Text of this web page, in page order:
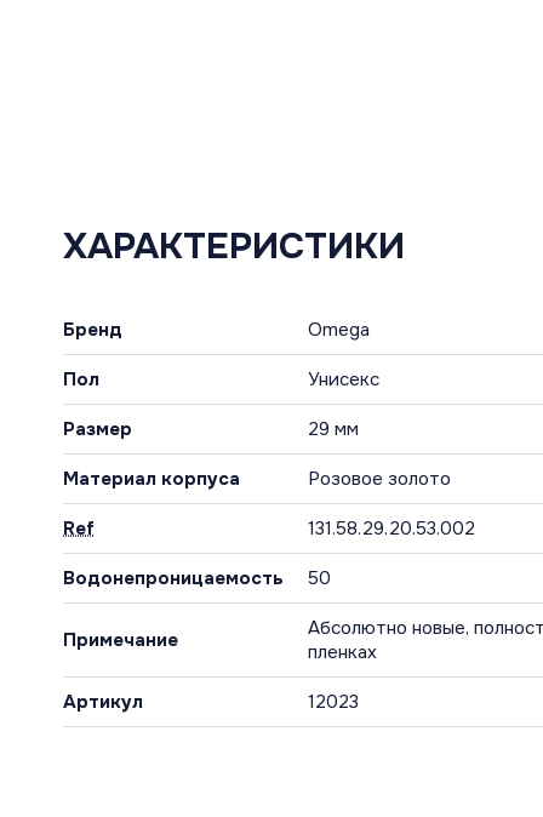
ХАРАКТЕРИСТИКИ
Бренд Omega
Пол Унисекс
Размер 29 мм
Материал корпуса Розовое золото
Ref 131.58.29.20.53.002
Водонепроницаемость 50
Примечание
Абсолютно новые,
пленках
Артикул 12023